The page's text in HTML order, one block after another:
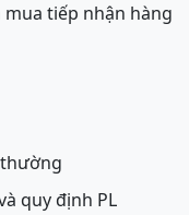
tiếp nhận hàng
quy định PL